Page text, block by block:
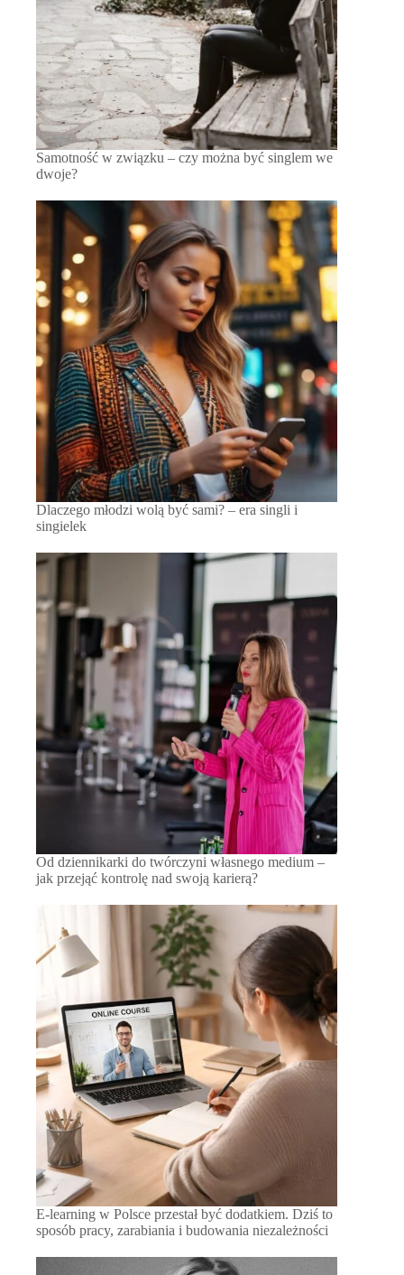
Samotność w związku – czy można być singlem we
dwoje?
Dlaczego młodzi wolą być sami? – era singli i
singielek
Od dziennikarki do twórczyni własnego medium –
jak przejąć kontrolę nad swoją karierą?
E-learning w Polsce przestał być dodatkiem. Dziś to
sposób pracy, zarabiania i budowania niezależności